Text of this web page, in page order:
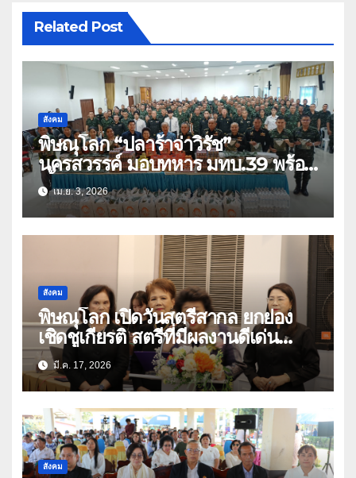
Related Post
สังคม
พิษณุโลก “ปลาร้าจ่าวิรัช”
นครสวรรค์ มอบทหาร มทบ.39 พร้อม
เสื้อยืด 1,500 ตัว
เม.ย. 3, 2026
สังคม
พิษณุโลก เปิดวันสตรีสากล ยกย่อง
เชิดชูเกียรติ สตรีที่มีผลงานดีเด่น
ยกะะดับความเท่าเทียม
มี.ค. 17, 2026
สังคม